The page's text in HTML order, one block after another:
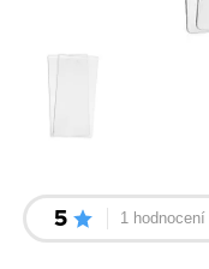
5 1 hodnocení